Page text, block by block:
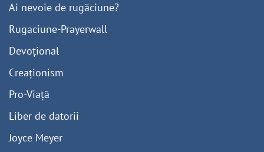
Ai nevoie de rugăciune?
Rugaciune-Prayerwall
Devoțional
Creaționism
Pro-Viață
Liber de datorii
Joyce Meyer